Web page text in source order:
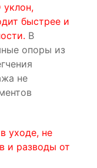
уклон,
быстрее и
В
опоры из
не
уходе, не
и разводы от